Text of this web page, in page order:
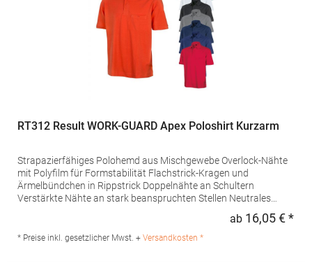
RT312 Result WORK-GUARD Apex Poloshirt Kurzarm
Strapazierfähiges Polohemd aus Mischgewebe Overlock-Nähte
mit Polyfilm für Formstabilität Flachstrick-Kragen und
Ärmelbündchen in Rippstrick Doppelnähte an Schultern
Verstärkte Nähte an stark beanspruchten Stellen Neutrales
Brusttasche mit Knopfverschluss Verstärkte Seitenschlitze
ab 16,05 € *
* Preise inkl. gesetzlicher Mwst. + Versandkosten *